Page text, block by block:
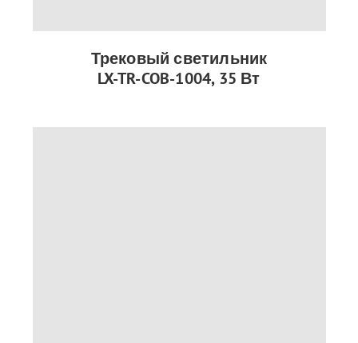
Трековый светильник
LX-TR-COB-1004, 35 Вт